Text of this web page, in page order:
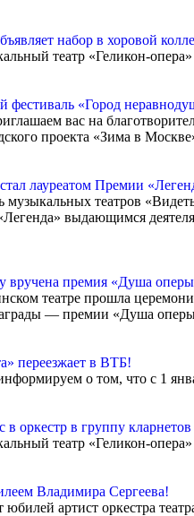
набор в хоровой
театр «Геликон-
фестиваль «Город
вас на
проекта «Зима в
лауреатом Премии
музыкальных театров
выдающимся
вручена премия «Душа
театре прошла
— премии «Душа
переезжает в ВТБ!
о том, что с 1
оркестр в группу кларнетов
театр «Геликон-
Владимира Сергеева!
юбилей артист оркестра